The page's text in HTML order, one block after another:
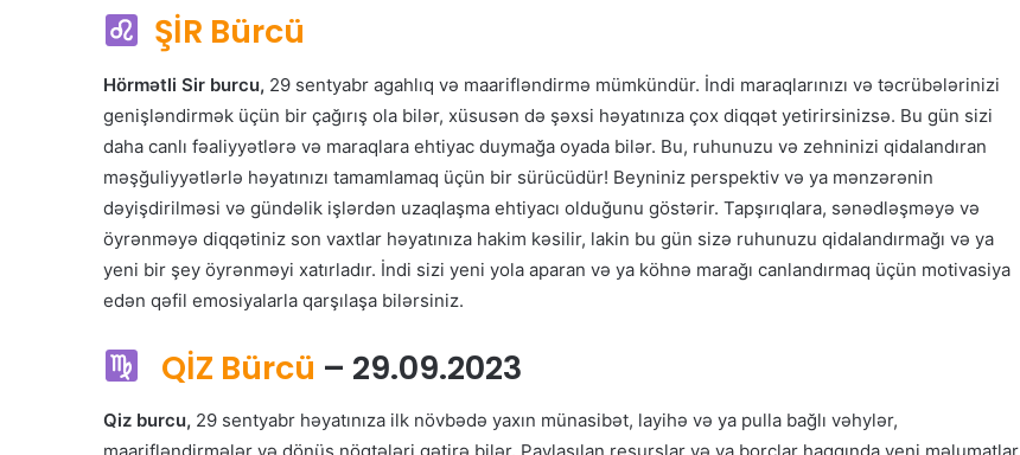
ŞİR Bürcü
Hörmətli Sir burcu, 29 sentyabr agahlıq və maarifləndirmə mümkündür. İndi maraqlarınızı və təcrübələrinizi
genişləndirmək üçün bir çağırış ola bilər, xüsusən də şəxsi həyatınıza çox diqqət yetirirsinizsə. Bu gün sizi
daha canlı fəaliyyətlərə və maraqlara ehtiyac duymağa oyada bilər. Bu, ruhunuzu və zehninizi qidalandıran
məşğuliyyətlərlə həyatınızı tamamlamaq üçün bir sürücüdür! Beyniniz perspektiv və ya mənzərənin
dəyişdirilməsi və gündəlik işlərdən uzaqlaşma ehtiyacı olduğunu göstərir. Tapşırıqlara, sənədləşməyə və
öyrənməyə diqqətiniz son vaxtlar həyatınıza hakim kəsilir, lakin bu gün sizə ruhunuzu qidalandırmağı və ya
yeni bir şey öyrənməyi xatırladır. İndi sizi yeni yola aparan və ya köhnə marağı canlandırmaq üçün motivasiya
edən qəfil emosiyalarla qarşılaşa bilərsiniz.
QİZ Bürcü – 29.09.2023
Qiz burcu, 29 sentyabr həyatınıza ilk növbədə yaxın münasibət, layihə və ya pulla bağlı vəhylər,